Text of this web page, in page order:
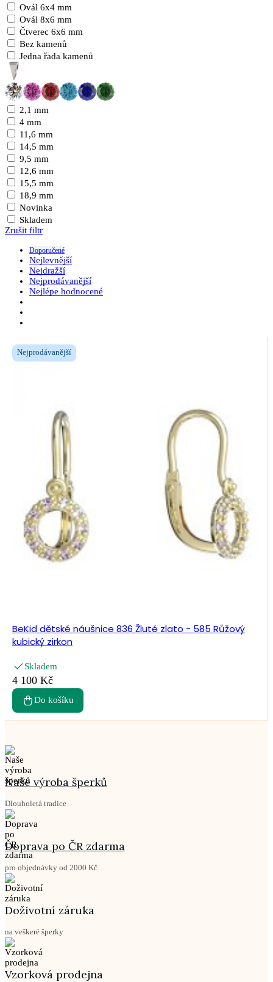
Ovál 6x4 mm
Ovál 8x6 mm
Čtverec 6x6 mm
Bez kamenů
Jedna řada kamenů
2,1 mm
4 mm
11,6 mm
14,5 mm
9,5 mm
12,6 mm
15,5 mm
18,9 mm
Novinka
Skladem
Zrušit filtr
Doporučené
Nejlevnější
Nejdražší
Nejprodávanější
Nejlépe hodnocené
Nejprodávanější
BeKid dětské náušnice 836 Žluté zlato - 585 Růžový
kubický zirkon
Skladem
4 100 Kč
Do košíku
Naše výroba šperků
Dlouholetá tradice
Doprava po ČR zdarma
pro objednávky od 2000 Kč
Doživotní záruka
na veškeré šperky
Vzorková prodejna